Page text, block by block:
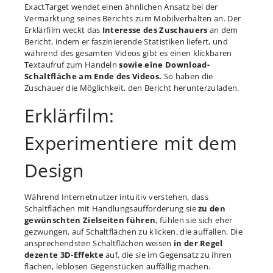
ExactTarget wendet einen ähnlichen Ansatz bei der
Vermarktung seines Berichts zum Mobilverhalten an. Der
Erklärfilm weckt das Interesse des Zuschauers an dem
Bericht, indem er faszinierende Statistiken liefert, und
während des gesamten Videos gibt es einen klickbaren
Textaufruf zum Handelnsowie eine Download-
Schaltfläche am Ende des Videos. So haben die
Zuschauer die Möglichkeit, den Bericht herunterzuladen.
Erklärfilm:
Experimentiere mit dem
Design
Während Internetnutzer intuitiv verstehen, dass
Schaltflächen mit Handlungsaufforderung siezu den
gewünschten Zielseiten führen, fühlen sie sich eher
gezwungen, auf Schaltflächen zu klicken, die auffallen. Die
ansprechendsten Schaltflächen weisen in der Regel
dezente 3D-Effekteauf, die sie im Gegensatz zu ihren
flachen, leblosen Gegenstücken auffällig machen.